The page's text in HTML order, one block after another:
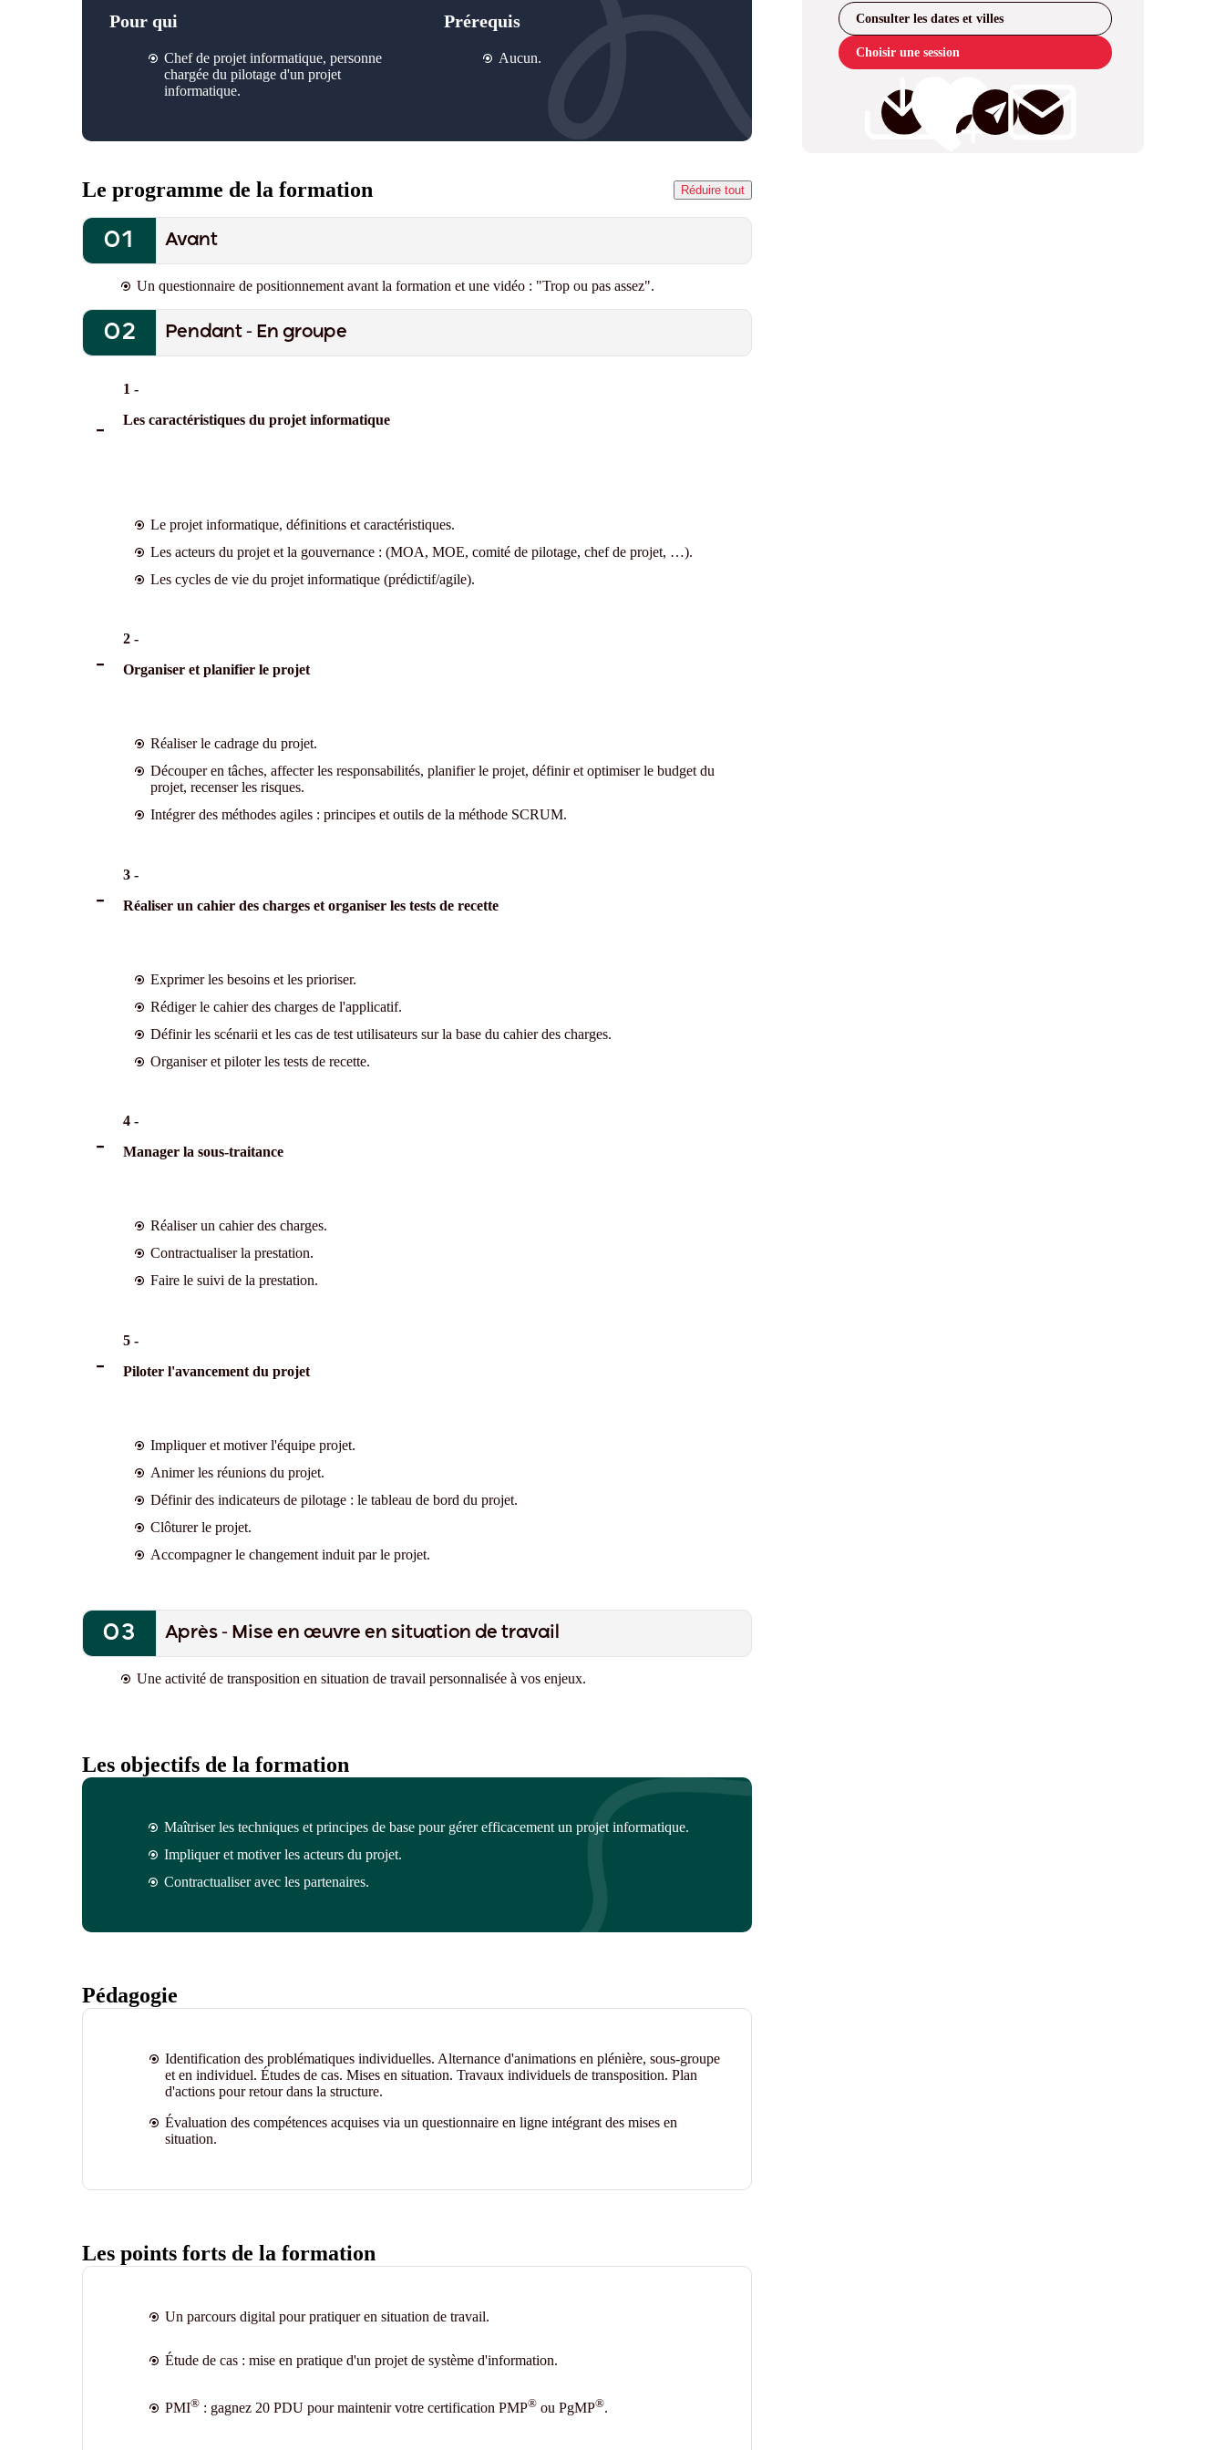
Consulter les dates et villes
Choisir une session
Pour qui
Chef de projet informatique, personne
chargée du pilotage d'un projet
informatique.
Prérequis
Aucun.
Le programme de la formation Réduire tout
Avant
Un questionnaire de positionnement avant la formation et une vidéo: "Trop ou pas assez".
Pendant - En groupe
1 -
Les caractéristiques du projet informatique
Le projet informatique, définitions et caractéristiques.
Les acteurs du projet et la gouvernance : (MOA, MOE, comité de pilotage, chef de projet, …).
Les cycles de vie du projet informatique (prédictif/agile).
2 -
Organiser et planifier le projet
Réaliser le cadrage du projet.
Découper en tâches, affecter les responsabilités, planifier le projet, définir et optimiser le budget du
projet, recenser les risques.
Intégrer des méthodes agiles : principes et outils de la méthode SCRUM.
3 -
Réaliser un cahier des charges et organiser les tests de recette
Exprimer les besoins et les prioriser.
Rédiger le cahier des charges de l'applicatif.
Définir les scénarii et les cas de test utilisateurs sur la base du cahier des charges.
Organiser et piloter les tests de recette.
4 -
Manager la sous-traitance
Réaliser un cahier des charges.
Contractualiser la prestation.
Faire le suivi de la prestation.
5 -
Piloter l'avancement du projet
Impliquer et motiver l'équipe projet.
Animer les réunions du projet.
Définir des indicateurs de pilotage : le tableau de bord du projet.
Clôturer le projet.
Accompagner le changement induit par le projet.
Après - Mise en œuvre en situation de travail
Une activité de transposition en situation de travail personnalisée à vos enjeux.
Les objectifs de la formation
Maîtriser les techniques et principes de base pour gérer efficacement un projet informatique.
Impliquer et motiver les acteurs du projet.
Contractualiser avec les partenaires.
Pédagogie
Identification des problématiques individuelles. Alternance d'animations en plénière, sous-groupe
et en individuel. Études de cas. Mises en situation. Travaux individuels de transposition. Plan
d'actions pour retour dans la structure.
Évaluation des compétences acquises via un questionnaire en ligneintégrant des mises en
situation.
Les points forts de la formation
Un parcours digital pour pratiquer en situation de travail.
Étude de cas : mise en pratique d'un projet de système d'information.
PMI®: gagnez 20 PDU pour maintenir votre certification PMP®ou PgMP®.